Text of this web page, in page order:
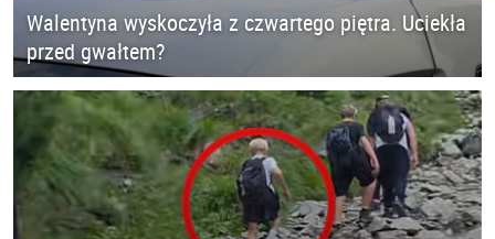
Walentyna wyskoczyła z czwartego piętra. Uciekła
przed gwałtem?